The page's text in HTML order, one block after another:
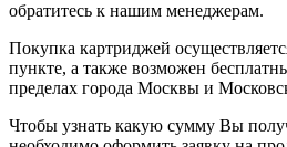
обратитесь к нашим менеджерам.
Покупка картриджей
пункте, а также возможен
пределах города Москвы и
Чтобы узнать какую сумму Вы